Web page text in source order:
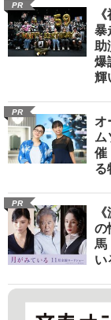
PR
暴
助
爆
輝
PR
オ
ム
催
る
PR
の
馬
い